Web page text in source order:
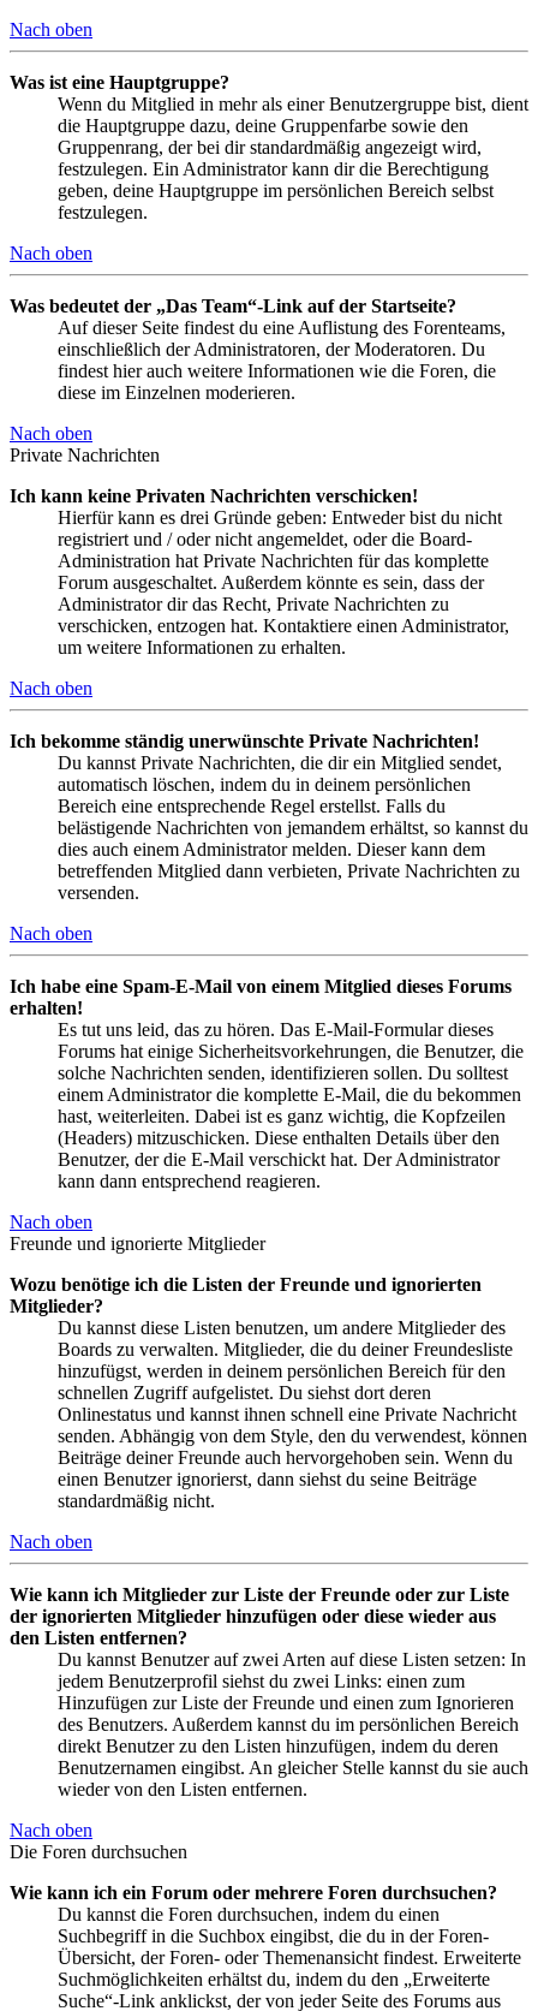
Nach oben
Was ist eine Hauptgruppe?
Wenn du Mitglied in mehr als einer Benutzergruppe bist, dient
die Hauptgruppe dazu, deine Gruppenfarbe sowie den
Gruppenrang, der bei dir standardmäßig angezeigt wird,
festzulegen. Ein Administrator kann dir die Berechtigung
geben, deine Hauptgruppe im persönlichen Bereich selbst
festzulegen.
Nach oben
Was bedeutet der „Das Team“-Link auf der Startseite?
Auf dieser Seite findest du eine Auflistung des Forenteams,
einschließlich der Administratoren, der Moderatoren. Du
findest hier auch weitere Informationen wie die Foren, die
diese im Einzelnen moderieren.
Nach oben
Private Nachrichten
Ich kann keine Privaten Nachrichten verschicken!
Hierfür kann es drei Gründe geben: Entweder bist du nicht
registriert und / oder nicht angemeldet, oder die Board-
Administration hat Private Nachrichten für das komplette
Forum ausgeschaltet. Außerdem könnte es sein, dass der
Administrator dir das Recht, Private Nachrichten zu
verschicken, entzogen hat. Kontaktiere einen Administrator,
um weitere Informationen zu erhalten.
Nach oben
Ich bekomme ständig unerwünschte Private Nachrichten!
Du kannst Private Nachrichten, die dir ein Mitglied sendet,
automatisch löschen, indem du in deinem persönlichen
Bereich eine entsprechende Regel erstellst. Falls du
belästigende Nachrichten von jemandem erhältst, so kannst du
dies auch einem Administrator melden. Dieser kann dem
betreffenden Mitglied dann verbieten, Private Nachrichten zu
versenden.
Nach oben
Ich habe eine Spam-E-Mail von einem Mitglied dieses Forums
erhalten!
Es tut uns leid, das zu hören. Das E-Mail-Formular dieses
Forums hat einige Sicherheitsvorkehrungen, die Benutzer, die
solche Nachrichten senden, identifizieren sollen. Du solltest
einem Administrator die komplette E-Mail, die du bekommen
hast, weiterleiten. Dabei ist es ganz wichtig, die Kopfzeilen
(Headers) mitzuschicken. Diese enthalten Details über den
Benutzer, der die E-Mail verschickt hat. Der Administrator
kann dann entsprechend reagieren.
Nach oben
Freunde und ignorierte Mitglieder
Wozu benötige ich die Listen der Freunde und ignorierten
Mitglieder?
Du kannst diese Listen benutzen, um andere Mitglieder des
Boards zu verwalten. Mitglieder, die du deiner Freundesliste
hinzufügst, werden in deinem persönlichen Bereich für den
schnellen Zugriff aufgelistet. Du siehst dort deren
Onlinestatus und kannst ihnen schnell eine Private Nachricht
senden. Abhängig von dem Style, den du verwendest, können
Beiträge deiner Freunde auch hervorgehoben sein. Wenn du
einen Benutzer ignorierst, dann siehst du seine Beiträge
standardmäßig nicht.
Nach oben
Wie kann ich Mitglieder zur Liste der Freunde oder zur Liste
der ignorierten Mitglieder hinzufügen oder diese wieder aus
den Listen entfernen?
Du kannst Benutzer auf zwei Arten auf diese Listen setzen: In
jedem Benutzerprofil siehst du zwei Links: einen zum
Hinzufügen zur Liste der Freunde und einen zum Ignorieren
des Benutzers. Außerdem kannst du im persönlichen Bereich
direkt Benutzer zu den Listen hinzufügen, indem du deren
Benutzernamen eingibst. An gleicher Stelle kannst du sie auch
wieder von den Listen entfernen.
Nach oben
Die Foren durchsuchen
Wie kann ich ein Forum oder mehrere Foren durchsuchen?
Du kannst die Foren durchsuchen, indem du einen
Suchbegriff in die Suchbox eingibst, die du in der Foren-
Übersicht, der Foren- oder Themenansicht findest. Erweiterte
Suchmöglichkeiten erhältst du, indem du den „Erweiterte
Suche“-Link anklickst, der von jeder Seite des Forums aus